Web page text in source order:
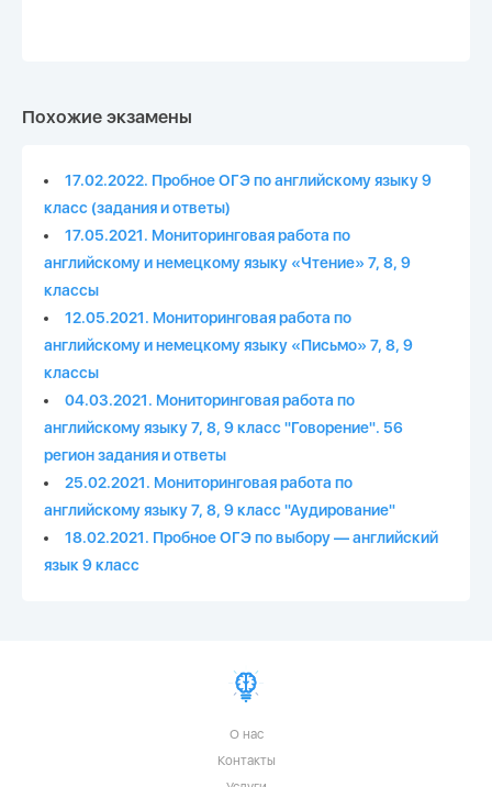
Похожие экзамены
17.02.2022. Пробное ОГЭ по английскому языку 9
класс (задания и ответы)
17.05.2021. Мониторинговая работа по
английскому и немецкому языку «Чтение» 7, 8, 9
классы
12.05.2021. Мониторинговая работа по
английскому и немецкому языку «Письмо» 7, 8, 9
классы
04.03.2021. Мониторинговая работа по
английскому языку 7, 8, 9 класс "Говорение". 56
регион задания и ответы
25.02.2021. Мониторинговая работа по
английскому языку 7, 8, 9 класс "Аудирование"
18.02.2021. Пробное ОГЭ по выбору — английский
язык 9 класс
О нас
Контакты